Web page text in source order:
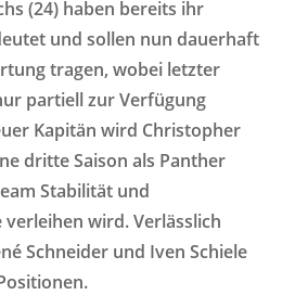
(24) haben bereits ihr
und sollen nun dauerhaft
tragen, wobei letzter
partiell zur Verfügung
Kapitän wird Christopher
dritte Saison als Panther
Stabilität und
wird. Verlässlich
Schneider und Iven Schiele